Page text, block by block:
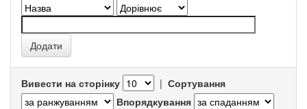
Вивести на сторінку | Сортування
Впорядкування